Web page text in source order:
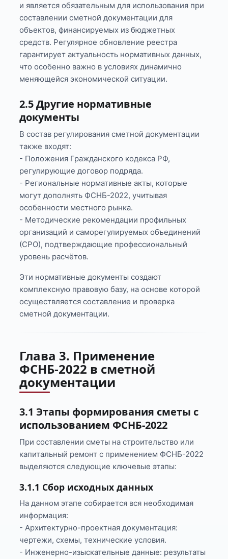
и является обязательным для использования при
составлении сметной документации для
объектов, финансируемых из бюджетных
средств. Регулярное обновление реестра
гарантирует актуальность нормативных данных,
что особенно важно в условиях динамично
меняющейся экономической ситуации.
2.5 Другие нормативные
документы
В состав регулирования сметной документации
также входят:
- Положения Гражданского кодекса РФ,
регулирующие договор подряда.
- Региональные нормативные акты, которые
могут дополнять ФСНБ-2022, учитывая
особенности местного рынка.
- Методические рекомендации профильных
организаций и саморегулируемых объединений
(СРО), подтверждающие профессиональный
уровень расчётов.
Эти нормативные документы создают
комплексную правовую базу, на основе которой
осуществляется составление и проверка
сметной документации.
Глава 3. Применение
ФСНБ-2022 в сметной
документации
3.1 Этапы формирования сметы с
использованием ФСНБ-2022
При составлении сметы на строительство или
капитальный ремонт с применением ФСНБ-2022
выделяются следующие ключевые этапы:
3.1.1 Сбор исходных данных
На данном этапе собирается вся необходимая
информация:
- Архитектурно-проектная документация:
чертежи, схемы, технические условия.
- Инженерно-изыскательные данные: результаты